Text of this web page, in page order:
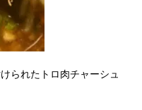
られたトロ肉チャーシュ